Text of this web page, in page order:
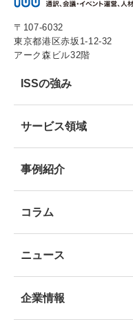
〒107-6032
東京都港区赤坂1-12-32
アーク森ビル32階
ISSの強み
サービス領域
事例紹介
コラム
ニュース
企業情報